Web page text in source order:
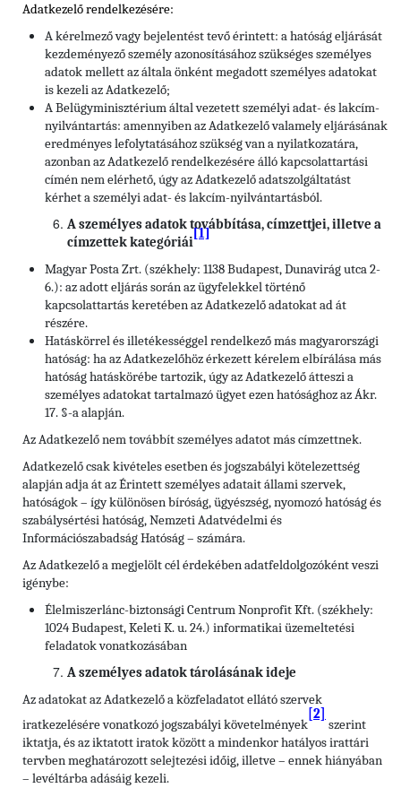
Adatkezelő rendelkezésére:
A kérelmező vagy bejelentést tevő érintett: a hatóság eljárását
kezdeményező személy azonosításához szükséges személyes
adatok mellett az általa önként megadott személyes adatokat
is kezeli az Adatkezelő;
A Belügyminisztérium által vezetett személyi adat- és lakcím-
nyilvántartás: amennyiben az Adatkezelő valamely eljárásának
eredményes lefolytatásához szükség van a nyilatkozatára,
azonban az Adatkezelő rendelkezésére álló kapcsolattartási
címén nem elérhető, úgy az Adatkezelő adatszolgáltatást
kérhet a személyi adat- és lakcím-nyilvántartásból.
A személyes adatok továbbítása, címzettjei, illetve a
címzettek kategóriái
[1]
Magyar Posta Zrt. (székhely: 1138 Budapest, Dunavirág utca 2-
6.): az adott eljárás során az ügyfelekkel történő
kapcsolattartás keretében az Adatkezelő adatokat ad át
részére.
Hatáskörrel és illetékességgel rendelkező más magyarországi
hatóság: ha az Adatkezelőhöz érkezett kérelem elbírálása más
hatóság hatáskörébe tartozik, úgy az Adatkezelő átteszi a
személyes adatokat tartalmazó ügyet ezen hatósághoz az Ákr.
17. §-a alapján.
Az Adatkezelő nem továbbít személyes adatot más címzettnek.
Adatkezelő csak kivételes esetben és jogszabályi kötelezettség
alapján adja át az Érintett személyes adatait állami szervek,
hatóságok – így különösen bíróság, ügyészség, nyomozó hatóság és
szabálysértési hatóság, Nemzeti Adatvédelmi és
Információszabadság Hatóság – számára.
Az Adatkezelő a megjelölt cél érdekében adatfeldolgozóként veszi
igénybe:
Élelmiszerlánc-biztonsági Centrum Nonprofit Kft. (székhely:
1024 Budapest, Keleti K. u. 24.) informatikai üzemeltetési
feladatok vonatkozásában
A személyes adatok tárolásának ideje
Az adatokat az Adatkezelő a közfeladatot ellátó szervek
iratkezelésére vonatkozó jogszabályi követelmények
[2]
szerint
iktatja, és az iktatott iratok között a mindenkor hatályos irattári
tervben meghatározott selejtezési időig, illetve – ennek hiányában
– levéltárba adásáig kezeli.